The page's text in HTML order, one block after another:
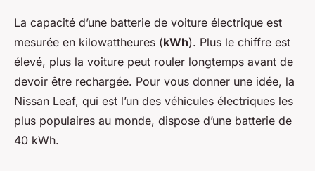
La capacité d’une batterie de voiture électrique est
mesurée en kilowattheures (kWh). Plus le chiffre est
élevé, plus la voiture peut rouler longtemps avant de
devoir être rechargée. Pour vous donner une idée, la
Nissan Leaf, qui est l’un des véhicules électriques les
plus populaires au monde, dispose d’une batterie de
40 kWh.